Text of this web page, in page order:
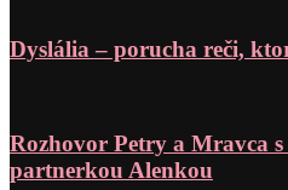
Dyslália – porucha reči,
Rozhovor Petry a Mravca
partnerkou Alenkou